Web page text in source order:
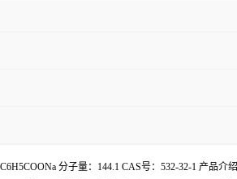
分子量：144.1 CAS号：532-32-1 产品